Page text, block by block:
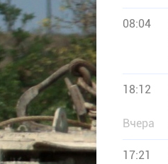
08:04
18:12
Вчера
17:21